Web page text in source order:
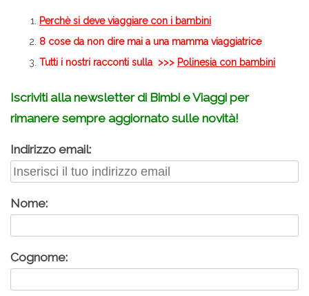
Perchè si deve viaggiare con i bambini
8 cose da non dire mai a una mamma viaggiatrice
Tutti i nostri racconti sulla >>> Polinesia con bambini
Iscriviti alla newsletter di Bimbi e Viaggi per
rimanere sempre aggiornato sulle novità!
Indirizzo email:
Nome:
Cognome: